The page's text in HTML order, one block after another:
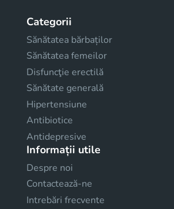
Categorii
Sănătatea bărbaților
Sănătatea femeilor
Disfuncţie erectilă
Sănătate generală
Hipertensiune
Antibiotice
Antidepresive
Informații utile
Despre noi
Contactează-ne
Intrebări frecvente